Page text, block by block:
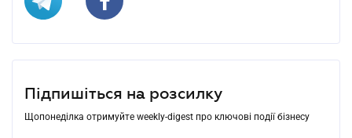
Підпишіться на розсилку
Щопонеділка отримуйте weekly-digest про ключові події бізнесу